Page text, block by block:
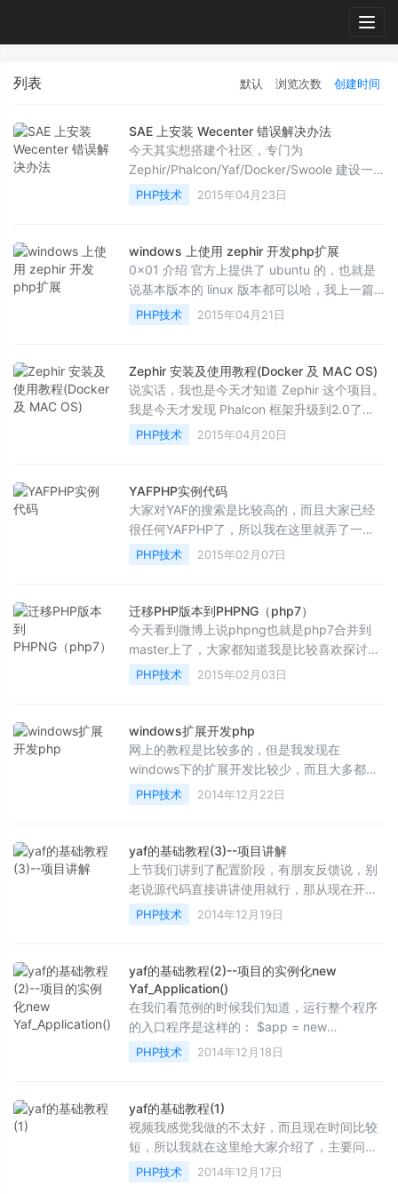
列表 默认 浏览次数 创建时间
SAE 上安装 Wecenter 错误解决办法
今天其实想搭建个社区，专门为
Zephir/Phalcon/Yaf/Docker/Swoole 建设一
个社区, 专门为 C 语言的PHP框架和 C 语言扩
展做一个，刚开始挺高兴的，...
PHP技术 2015年04月23日
windows 上使用 zephir 开发php扩展
0x01 介绍 官方上提供了 ubuntu 的，也就是
说基本版本的 linux 版本都可以哈，我上一篇
文章介绍了 Docker 和 MAC OS 上开发 PHP
扩展，这一章很...
PHP技术 2015年04月21日
Zephir 安装及使用教程(Docker 及 MAC OS)
说实话，我也是今天才知道 Zephir 这个项目。
我是今天才发现 Phalcon 框架升级到2.0了，
因为要用它开发点东西。才看到人家用 Zephir
重写了。我都...
PHP技术 2015年04月20日
YAFPHP实例代码
大家对YAF的搜索是比较高的，而且大家已经
很任何YAFPHP了，所以我在这里就弄了一个
YAFPHP开发的demo，当然也是有时间提交一
点代码，现在托管在co...
PHP技术 2015年02月07日
迁移PHP版本到PHPNG（php7）
今天看到微博上说phpng也就是php7合并到
master上了，大家都知道我是比较喜欢探讨最
新版本的东西，看看有什么特性，我就忍不住
升级去了，以前我的PH...
PHP技术 2015年02月03日
windows扩展开发php
网上的教程是比较多的，但是我发现在
windows下的扩展开发比较少，而且大多都是
php5.3版本以前的，今天我就给大家讲解一下
php扩展开发，我就拿php5....
PHP技术 2014年12月22日
yaf的基础教程(3)--项目讲解
上节我们讲到了配置阶段，有朋友反馈说，别
老说源代码直接讲讲使用就行，那从现在开始
先多讲讲yaf的使用，等以后再说源代码的分
析，如果使用的需...
PHP技术 2014年12月19日
yaf的基础教程(2)--项目的实例化new
Yaf_Application()
在我们看范例的时候我们知道，运行整个程序
的入口程序是这样的： $app = new
Yaf_Application(APPLICATION_PATH .
"/conf/application.ini"); $...
PHP技术 2014年12月18日
yaf的基础教程(1)
视频我感觉我做的不太好，而且现在时间比较
短，所以我就在这里给大家介绍了，主要问
windows的安装的人还是比较多的，今天我们
先从安装开始。 wind...
PHP技术 2014年12月17日